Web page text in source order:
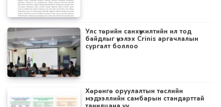
Улс төрийн санхүүжилтийн ил тод
байдлыг үнэлэх Crinis аргачлалын
сургалт боллоо
Хөрөнгө оруулалтын төслийн
мэдээллийн самбарын стандарттай